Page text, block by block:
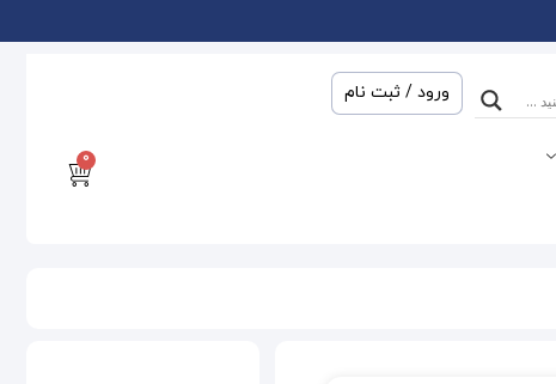
ورود / ثبت نام
0